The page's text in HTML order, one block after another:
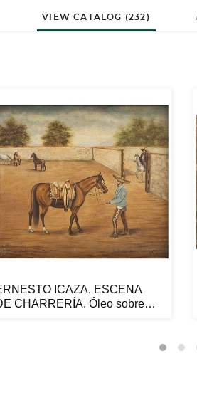
VIEW CATALOG (232)
ICAZA. ESCENA
CHARRERÍA. Óleo sobre